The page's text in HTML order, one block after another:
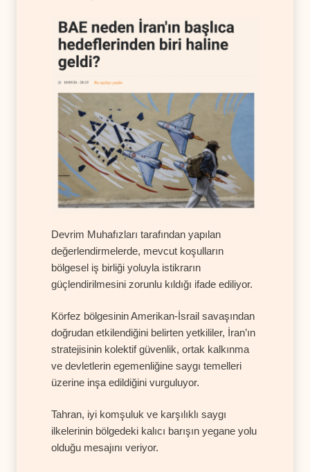
Devrim Muhafızları tarafından yapılan
değerlendirmelerde, mevcut koşulların
bölgesel iş birliği yoluyla istikrarın
güçlendirilmesini zorunlu kıldığı ifade ediliyor.
Körfez bölgesinin Amerikan-İsrail savaşından
doğrudan etkilendiğini belirten yetkililer, İran’ın
stratejisinin kolektif güvenlik, ortak kalkınma
ve devletlerin egemenliğine saygı temelleri
üzerine inşa edildiğini vurguluyor.
Tahran, iyi komşuluk ve karşılıklı saygı
ilkelerinin bölgedeki kalıcı barışın yegane yolu
olduğu mesajını veriyor.